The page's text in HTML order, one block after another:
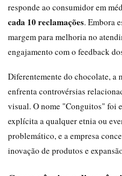
responde ao consumidor em
cada 10 reclamações. Embora
margem para melhoria no
engajamento com o feedback
Diferentemente do chocolate, a
enfrenta controvérsias
visual. O nome "Conguitos" foi
explícita a qualquer etnia ou
problemático, e a empresa
inovação de produtos e